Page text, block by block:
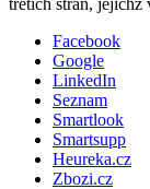
třetích stran, jejichž
Facebook
Google
LinkedIn
Seznam
Smartlook
Smartsupp
Heureka.cz
Zbozi.cz